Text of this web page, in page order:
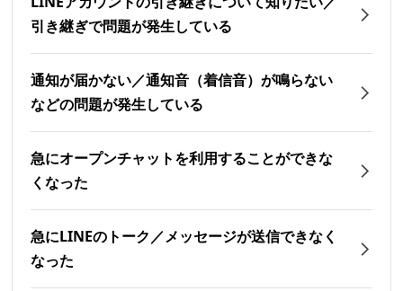
引き継ぎで問題が発生している
通知が届かない／通知音（着信音）が鳴らない
などの問題が発生している
急にオープンチャットを利用することができな
くなった
急にLINEのトーク／メッセージが送信できなく
なった